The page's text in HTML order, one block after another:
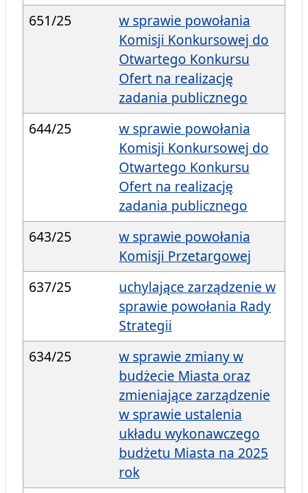
651/25
w sprawie powołania
Komisji Konkursowej do
Otwartego Konkursu
Ofert na realizację
zadania publicznego
644/25
w sprawie powołania
Komisji Konkursowej do
Otwartego Konkursu
Ofert na realizację
zadania publicznego
643/25
w sprawie powołania
Komisji Przetargowej
637/25
uchylające zarządzenie w
sprawie powołania Rady
Strategii
634/25
w sprawie zmiany w
budżecie Miasta oraz
zmieniające zarządzenie
w sprawie ustalenia
układu wykonawczego
budżetu Miasta na 2025
rok